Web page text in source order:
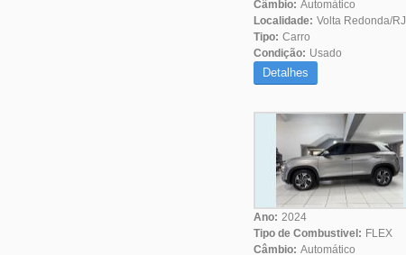
Câmbio: Automático
Localidade: Volta Redonda/RJ
Tipo: Carro
Condição: Usado
Detalhes
Ano: 2024
Tipo de Combustivel: FLEX
Câmbio: Automático